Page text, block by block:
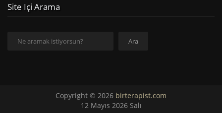
Site Içi Arama
Ara
Copyright © 2026 birterapist.com
12 Mayıs 2026 Salı